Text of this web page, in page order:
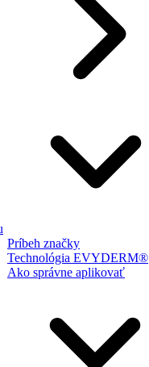
Príbeh značky
Technológia EVYDERM®
Ako správne aplikovať